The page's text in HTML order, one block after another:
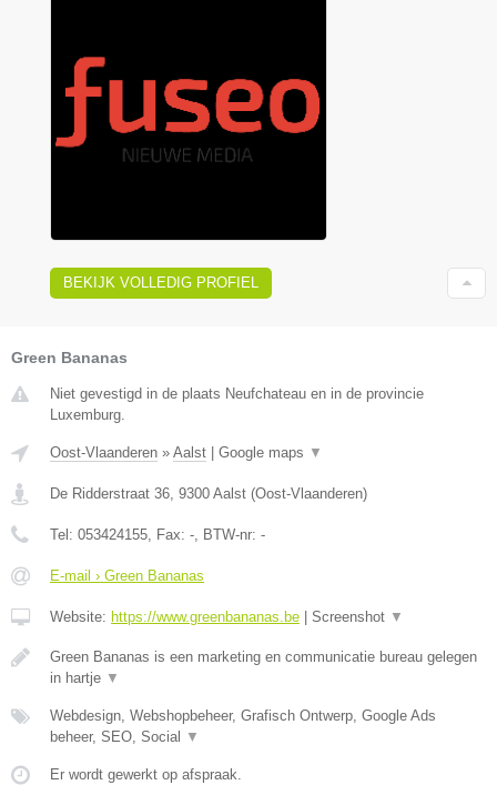
BEKIJK VOLLEDIG PROFIEL
Green Bananas
Niet gevestigd in de plaats Neufchateau en in de provincie
Luxemburg.
Oost-Vlaanderen » Aalst Google maps ▼
De Ridderstraat 36, 9300 Aalst (Oost-Vlaanderen)
Tel: 053424155, Fax: -, BTW-nr: -
E-mail › Green Bananas
Website: https://www.greenbananas.be Screenshot ▼
Green Bananas is een marketing en communicatie bureau gelegen
in hartje ▼
Webdesign, Webshopbeheer, Grafisch Ontwerp, Google Ads
beheer, SEO, Social
▼
Er wordt gewerkt op afspraak.